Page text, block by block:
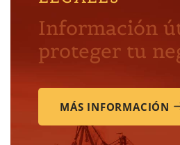
Información
proteger tu
MÁS INFORMACIÓN